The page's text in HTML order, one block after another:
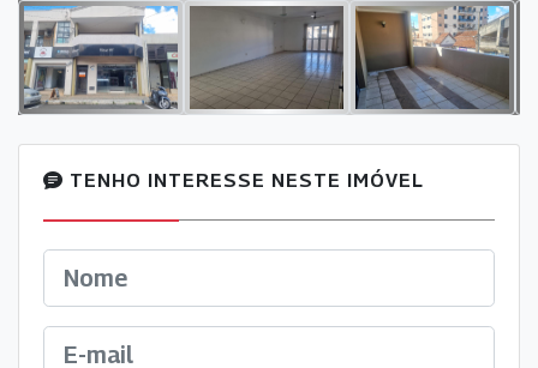
TENHO INTERESSE NESTE IMÓVEL